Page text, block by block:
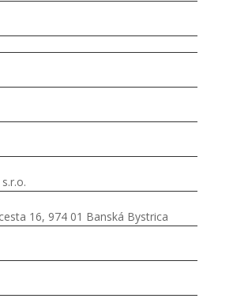
16, 974 01 Banská Bystrica